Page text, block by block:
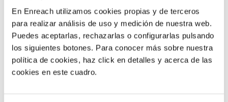
En Enreach utilizamos cookies propias y de terceros
para realizar análisis de uso y medición de nuestra web.
Puedes aceptarlas, rechazarlas o configurarlas pulsando
los siguientes botones. Para conocer más sobre nuestra
política de cookies, haz click en detalles y acerca de las
cookies en este cuadro.
9 métricas de call center para medir
la satisfacción del cliente
11/06/2026